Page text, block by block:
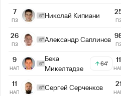
7
ПЗ
Николай Кипиани
26
ПЗ
Александр Саплинов
9
НАП
Бека
Микелтадзе
64'
11
НАП
Сергей Серченков
11
21